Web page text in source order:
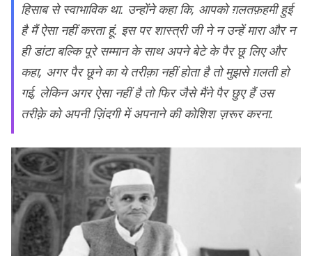
हिसाब से स्वाभाविक था. उन्होंने कहा कि, आपको ग़लतफ़हमी हुई
है मैं ऐसा नहीं करता हूं. इस पर शास्त्री जी ने न उन्हें मारा और न
ही डांटा बल्कि पूरे सम्मान के साथ अपने बेटे के पैर छू लिए और
कहा, अगर पैर छूने का ये तरीक़ा नहीं होता है तो मुझसे ग़लती हो
गई, लेकिन अगर ऐसा नहीं है तो फिर जैसे मैंने पैर छुए हैं उस
तरीक़े को अपनी ज़िंदगी में अपनाने की कोशिश ज़रूर करना.